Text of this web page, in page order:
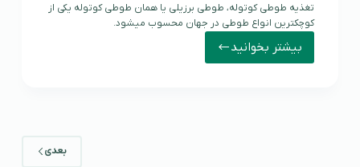
تغذیه طوطی کوتوله، طوطی برزیلی یا همان طوطی کوتوله یکی از
کوچکترین انواع طوطی در جهان محسوب میشود.
بیشتر بخوانید
تغذیه
بعدی